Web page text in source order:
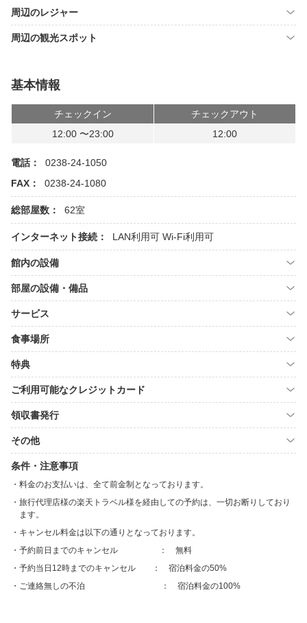
周辺のレジャー
周辺の観光スポット
基本情報
チェックイン
チェックアウト
12:00 〜23:00
12:00
電話：
0238-24-1050
FAX：
0238-24-1080
総部屋数： 62室
インターネット接続： LAN利用可 Wi-Fi利用可
館内の設備
部屋の設備・備品
サービス
食事場所
特典
ご利用可能なクレジットカード
領収書発行
その他
条件・注意事項
料金のお支払いは、全て前金制となっております。
旅行代理店様の楽天トラベル様を経由しての予約は、一切お断りしており
ます。
キャンセル料金は以下の通りとなっております。
予約前日までのキャンセル ： 無料
予約当日12時までのキャンセル ： 宿泊料金の50%
ご連絡無しの不泊 ： 宿泊料金の100%